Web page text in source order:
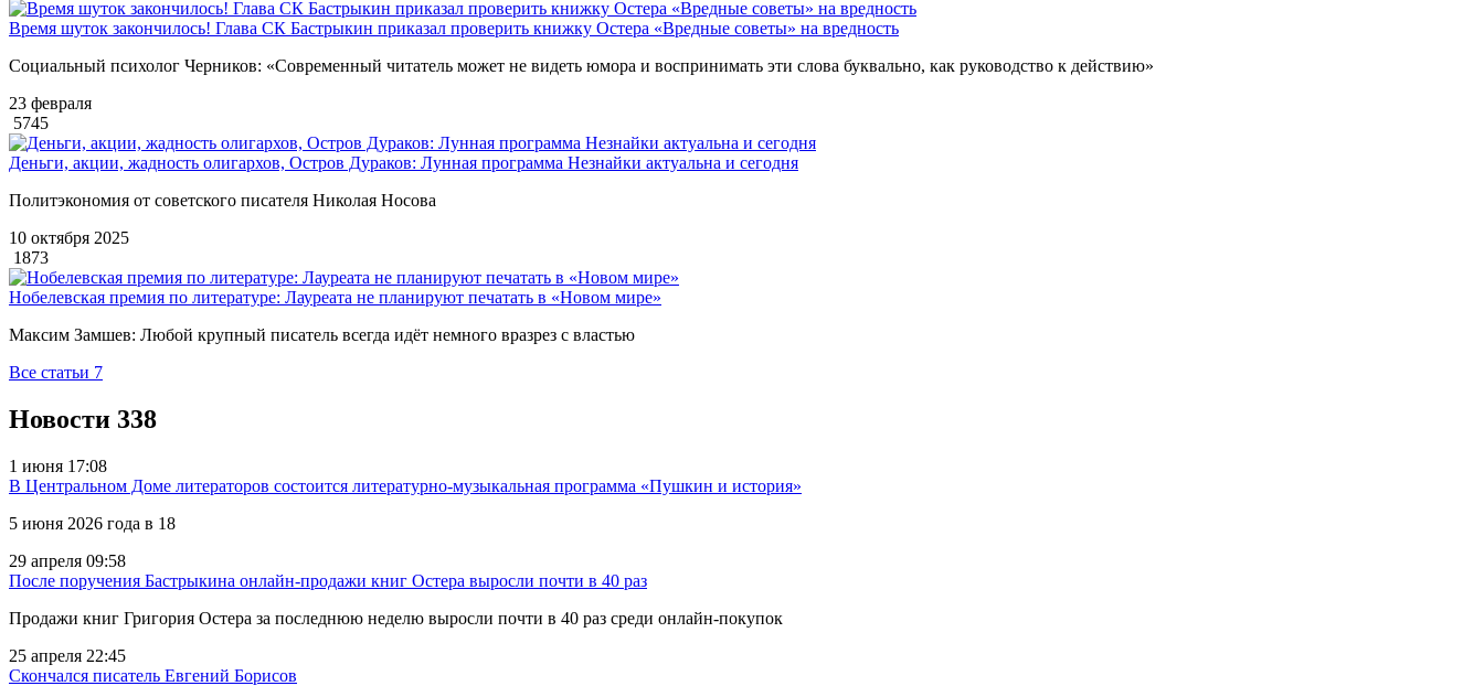
Время шуток закончилось! Глава СК Бастрыкин приказал проверить книжку Остера «Вредные советы» на вредность
Социальный психолог Черников: «Современный читатель может не видеть юмора и воспринимать эти слова буквально, как руководство к действию»
23 февраля
5745
Деньги, акции, жадность олигархов, Остров Дураков: Лунная программа Незнайки актуальна и сегодня
Политэкономия от советского писателя Николая Носова
10 октября 2025
1873
Нобелевская премия по литературе: Лауреата не планируют печатать в «Новом мире»
Максим Замшев: Любой крупный писатель всегда идёт немного вразрез с властью
Все статьи 7
Новости 338
1 июня 17:08
В Центральном Доме литераторов состоится литературно-музыкальная программа «Пушкин и история»
5 июня 2026 года в 18
29 апреля 09:58
После поручения Бастрыкина онлайн-продажи книг Остера выросли почти в 40 раз
Продажи книг Григория Остера за последнюю неделю выросли почти в 40 раз среди онлайн-покупок
25 апреля 22:45
Скончался писатель Евгений Борисов